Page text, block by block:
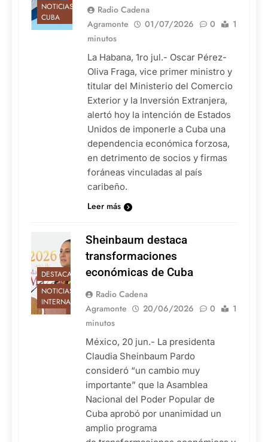
NOTICIAS DE
CUBA
Radio Cadena
Agramonte
01/07/2026 0
1
minutos
La Habana, 1ro jul.- Oscar Pérez-
Oliva Fraga, vice primer ministro y
titular del Ministerio del Comercio
Exterior y la Inversión Extranjera,
alertó hoy la intención de Estados
Unidos de imponerle a Cuba una
dependencia económica forzosa,
en detrimento de socios y firmas
foráneas vinculadas al país
caribeño.
Leer más
DESTACADAS
NOTICIAS
INTERNACIONALES
Sheinbaum destaca
transformaciones
económicas de Cuba
Radio Cadena
Agramonte
20/06/2026 0
1
minutos
México, 20 jun.- La presidenta
Claudia Sheinbaum Pardo
consideró “un cambio muy
importante” que la Asamblea
Nacional del Poder Popular de
Cuba aprobó por unanimidad un
amplio programa